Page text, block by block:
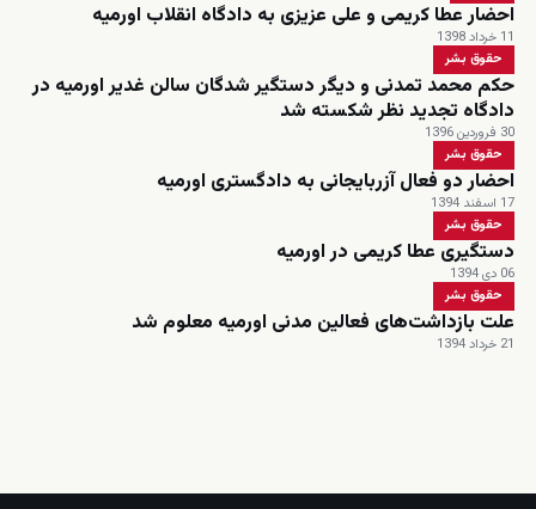
احضار عطا کریمی و علی عزیزی به دادگاه انقلاب اورمیه
11 خرداد 1398
حقوق بشر
حکم محمد تمدنی و دیگر دستگیر شدگان سالن غدیر اورمیه در
دادگاه تجدید نظر شکسته شد
30 فروردین 1396
حقوق بشر
احضار دو فعال آزربایجانی به دادگستری اورمیه
17 اسفند 1394
حقوق بشر
دستگیری عطا کریمی در اورمیه
06 دی 1394
حقوق بشر
علت بازداشت‌های فعالین مدنی اورمیه معلوم شد
21 خرداد 1394